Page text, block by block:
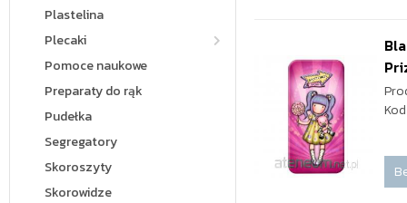
Plastelina
Plecaki
Pomoce naukowe
Preparaty do rąk
Pudełka
Segregatory
Skoroszyty
Skorowidze